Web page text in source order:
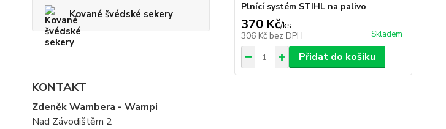
Kované švédské sekery
KONTAKT
Zdeněk Wambera - Wampi
Nad Závodištěm 2
Plnící systém STIHL na palivo
370 Kč/ks
306 Kč bez DPH Skladem
Přidat do košíku